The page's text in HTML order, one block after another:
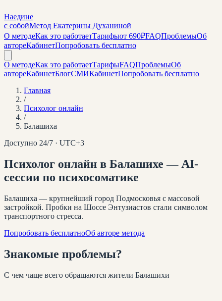
Наедине
с собойМетод Екатерины Духаниной
О методеКак это работаетТарифыот 690₽FAQПроблемыОб
автореКабинетПопробовать бесплатно
О методеКак это работаетТарифыFAQПроблемыОб
автореКабинетБлогСМИКабинетПопробовать бесплатно
Главная
/
Психолог онлайн
/
Балашиха
Доступно 24/7 · UTC+3
Психолог онлайн в Балашихе — AI-
сессии по психосоматике
Балашиха — крупнейший город Подмосковья с массовой
застройкой. Пробки на Шоссе Энтузиастов стали символом
транспортного стресса.
Попробовать бесплатноОб авторе метода
Знакомые проблемы?
С чем чаще всего обращаются жители Балашихи